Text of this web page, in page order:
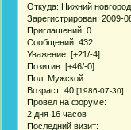
Откуда: Нижний новгород
Зарегистрирован: 2009-
Приглашений: 0
Сообщений: 432
Уважение: [+21/-4]
Позитив: [+46/-0]
Пол: Мужской
Возраст: 40 [1986-07-30]
Провел на форуме:
2 дня 16 часов
Последний визит: